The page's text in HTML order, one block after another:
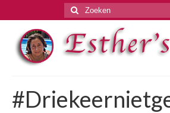
Zoeken
naar: